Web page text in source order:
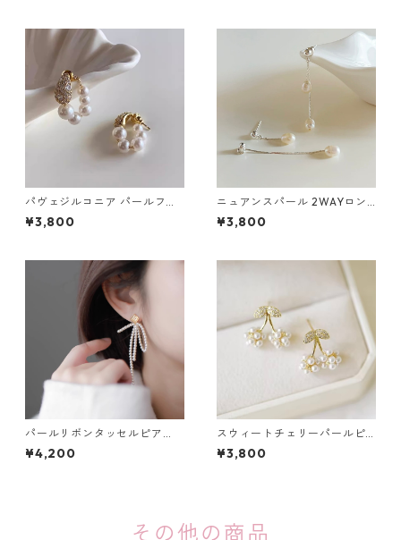
パヴェジルコニア パールフー
プピアス：671
¥3,800
ニュアンスパール 2WAYロン
グチェーンピアス：676
¥3,800
パールリボンタッセルピア
ス・イヤリング：668
¥4,200
スウィートチェリーパールピ
アス：665
¥3,800
その他の商品